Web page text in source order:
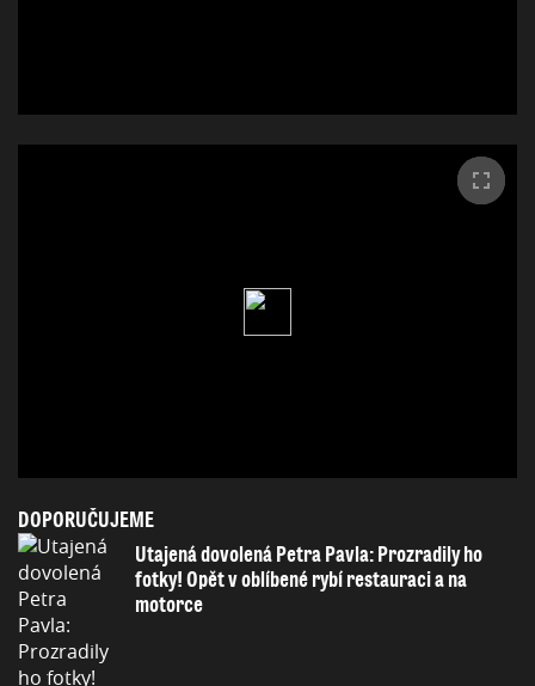
DOPORUČUJEME
Utajená dovolená Petra Pavla: Prozradily ho
fotky! Opět v oblíbené rybí restauraci a na
motorce